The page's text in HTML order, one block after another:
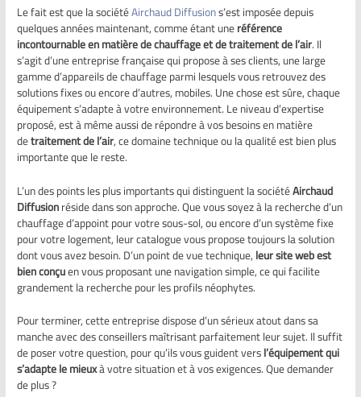
Le fait est que la sociétéAirchaud Diffusions’est imposée depuis
quelques années maintenant, comme étant uneréférence
incontournable en matière de chauffage et de traitement de l’air. Il
s’agit d’une entreprise française qui propose à ses clients, une large
gamme d’appareils de chauffage parmi lesquels vous retrouvez des
solutions fixes ou encore d’autres, mobiles. Une chose est sûre, chaque
équipement s’adapte à votre environnement. Le niveau d’expertise
proposé, est à même aussi de répondre à vos besoins en matière
detraitement de l’air, ce domaine technique ou la qualité est bien plus
importante que le reste.
L’un des points les plus importants qui distinguent la sociétéAirchaud
Diffusionréside dans son approche. Que vous soyez à la recherche d’un
chauffage d’appoint pour votre sous-sol, ou encore d’un système fixe
pour votre logement, leur catalogue vous propose toujours la solution
dont vous avez besoin. D’un point de vue technique,leur site web est
bien conçuen vous proposant une navigation simple, ce qui facilite
grandement la recherche pour les profils néophytes.
Pour terminer, cette entreprise dispose d’un sérieux atout dans sa
manche avec des conseillers maîtrisant parfaitement leur sujet. Il suffit
de poser votre question, pour qu’ils vous guident versl’équipement qui
s’adapte le mieuxà votre situation et à vos exigences. Que demander
de plus ?